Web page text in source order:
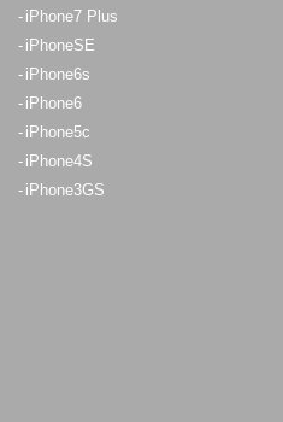
iPhone7 Plus
iPhoneSE
iPhone6s
iPhone6
iPhone5c
iPhone4S
iPhone3GS